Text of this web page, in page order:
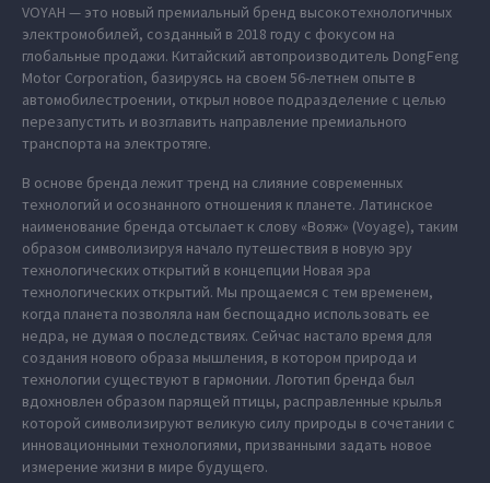
VOYAH — это новый премиальный бренд высокотехнологичных
электромобилей, созданный в 2018 году с фокусом на
глобальные продажи. Китайский автопроизводитель DongFeng
Motor Corporation, базируясь на своем 56-летнем опыте в
автомобилестроении, открыл новое подразделение с целью
перезапустить и возглавить направление премиального
транспорта на электротяге.
В основе бренда лежит тренд на слияние современных
технологий и осознанного отношения к планете. Латинское
наименование бренда отсылает к слову «Вояж» (Voyage), таким
образом символизируя начало путешествия в новую эру
технологических открытий в концепции Новая эра
технологических открытий. Мы прощаемся с тем временем,
когда планета позволяла нам беспощадно использовать ее
недра, не думая о последствиях. Сейчас настало время для
создания нового образа мышления, в котором природа и
технологии существуют в гармонии. Логотип бренда был
вдохновлен образом парящей птицы, расправленные крылья
которой символизируют великую силу природы в сочетании с
инновационными технологиями, призванными задать новое
измерение жизни в мире будущего.